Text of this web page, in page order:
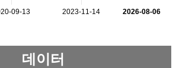
09-13 2023-11-14 2026-08-06
데이터